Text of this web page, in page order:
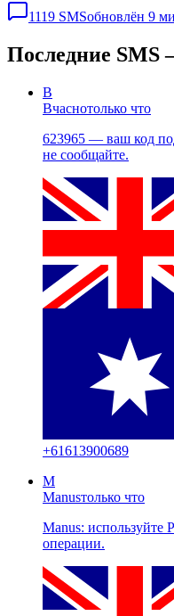
1119 SMSобновлён 9
Последние SMS
В
Вчаснотолько что
623965 — ваш код
не сообщайте.
+61613900689
M
Manusтолько что
Manus: используйте
операции.